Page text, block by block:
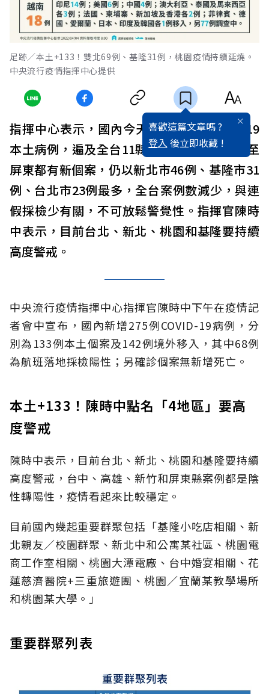
足跡／本土+133！雙北69例、基隆31例，桃園疫情持續延燒。
中央流行疫情指揮中心提供
喜歡這篇文章嗎 ?
登入 後立即收藏 !
指揮中心表示，國內今天新增133例COVID-19
本土病例，遍及全台11縣市，北至基隆、南至
屏東都有新個案，仍以新北市46例、基隆市31
例、台北市23例最多，全台案例數減少，與連
假採檢少有關，不可放鬆警覺性。指揮官陳時
中表示，目前台北、新北、桃園和基隆要持續
高度警戒。
中央流行疫情指揮中心指揮官陳時中下午在疫情記
者會中宣布，國內新增275例COVID-19病例，分
別為133例本土個案及142例境外移入，其中68例
為航班落地採檢陽性；另確診個案無新增死亡。
本土+133！陳時中點名「4地區」要高
度警戒
陳時中表示，目前台北、新北、桃園和基隆要持續
高度警戒，台中、高雄、新竹和屏東縣案例都是陰
性轉陽性，疫情看起來比較穩定。
目前國內幾起重要群聚包括「基隆小吃店相關、新
北親友／校園群聚、新北中和公寓某社區、桃園電
商工作室相關、桃園大潭電廠、台中婚宴相關、花
蓮慈濟醫院+三重旅遊團、桃園／宜蘭某教學場所
和桃園某大學。」
重要群聚列表